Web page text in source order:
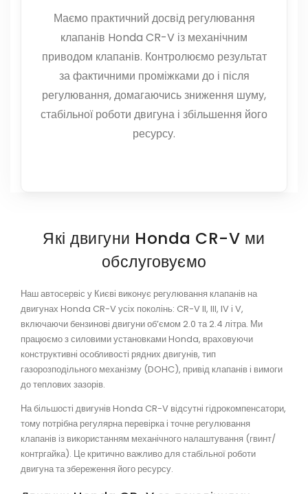
Маємо практичний досвід регулювання
клапанів Honda CR-V із механічним
приводом клапанів. Контролюємо результат
за фактичними проміжками до і після
регулювання, домагаючись зниження шуму,
стабільної роботи двигуна і збільшення його
ресурсу.
Які двигуни Honda CR-V ми
обслуговуємо
Наш автосервіс у Києві виконує регулювання клапанів на
двигунах Honda CR-V усіх поколінь: CR-V II, III, IV і V,
включаючи бензинові двигуни об’ємом 2.0 та 2.4 літра. Ми
працюємо з силовими установками Honda, враховуючи
конструктивні особливості рядних двигунів, тип
газорозподільного механізму (DOHC), привід клапанів і вимоги
до теплових зазорів.
На більшості двигунів Honda CR-V відсутні гідрокомпенсатори,
тому потрібна регулярна перевірка і точне регулювання
клапанів із використанням механічного налаштування (гвинт/
контргайка). Це критично важливо для стабільної роботи
двигуна та збереження його ресурсу.